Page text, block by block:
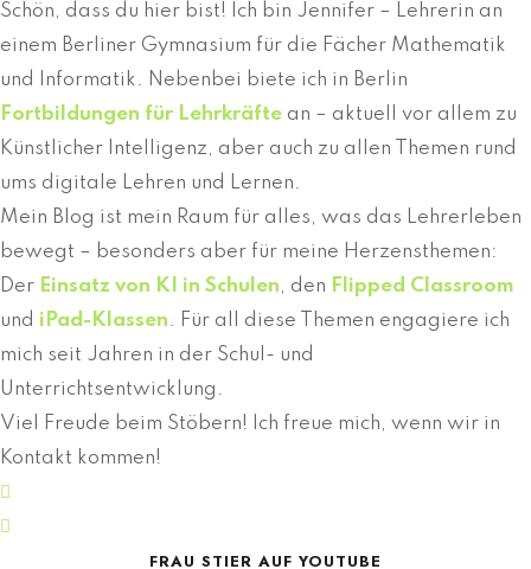
Schön, dass du hier bist! Ich bin Jennifer – Lehrerin an
einem Berliner Gymnasium für die Fächer Mathematik
und Informatik. Nebenbei biete ich in Berlin
Fortbildungen für Lehrkräfte an – aktuell vor allem zu
Künstlicher Intelligenz, aber auch zu allen Themen rund
ums digitale Lehren und Lernen.
Mein Blog ist mein Raum für alles, was das Lehrerleben
bewegt – besonders aber für meine Herzensthemen:
Der Einsatz von KI in Schulen, den Flipped Classroom
und iPad-Klassen. Für all diese Themen engagiere ich
mich seit Jahren in der Schul- und
Unterrichtsentwicklung.
Viel Freude beim Stöbern! Ich freue mich, wenn wir in
Kontakt kommen!
FRAU STIER AUF YOUTUBE